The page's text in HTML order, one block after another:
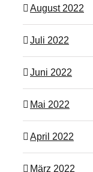
August 2022
Juli 2022
Juni 2022
Mai 2022
April 2022
März 2022